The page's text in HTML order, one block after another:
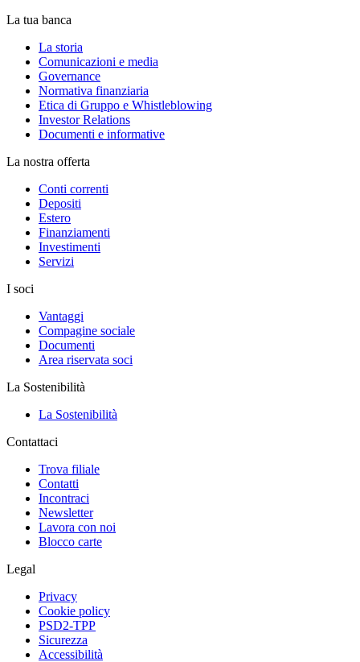
La tua banca
La storia
Comunicazioni e media
Governance
Normativa finanziaria
Etica di Gruppo e Whistleblowing
Investor Relations
Documenti e informative
La nostra offerta
Conti correnti
Depositi
Estero
Finanziamenti
Investimenti
Servizi
I soci
Vantaggi
Compagine sociale
Documenti
Area riservata soci
La Sostenibilità
La Sostenibilità
Contattaci
Trova filiale
Contatti
Incontraci
Newsletter
Lavora con noi
Blocco carte
Legal
Privacy
Cookie policy
PSD2-TPP
Sicurezza
Accessibilità